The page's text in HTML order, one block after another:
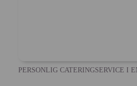
PERSONLIG CATERINGSERVICE I